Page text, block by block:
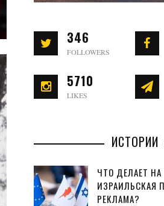
346
FOLLOWERS
5710
LIKES
ИСТОРИИ
ЧТО ДЕЛАЕТ
ИЗРАИЛЬСКАЯ
РЕКЛАМА?